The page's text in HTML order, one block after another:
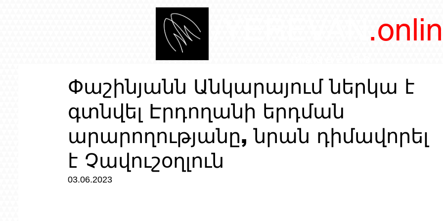
Փաշինյանն Անկարայում ներկա է
գտնվել Էրդողանի երդման
արարողությանը, նրան դիմավորել
է Չավուշօղլուն
03.06.2023